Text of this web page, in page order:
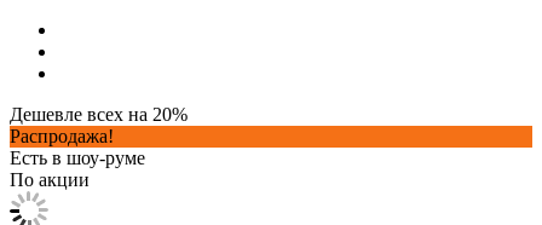
Дешевле всех на 20%
Распродажа!
Есть в шоу-руме
По акции